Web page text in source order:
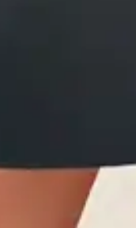
que preenchidos os